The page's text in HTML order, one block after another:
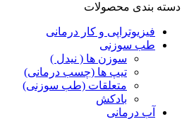
دسته بندی محصولات
فیزیوتراپی و کار درمانی
طب سوزنی
سوزن ها ( نیدل )
تیپ ها (چسب درمانی)
متعلقات (طب سوزنی)
بادکش
آب درمانی